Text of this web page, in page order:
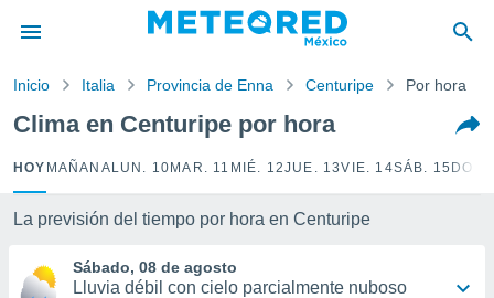
ha sido
la
que se
calidad.
las
Inicio Italia Provincia de Enna Centuripe Por hora
Clima en Centuripe por hora
HOY MAÑANA LUN. 10 MAR. 11 MIÉ. 12JUE. 13VIE. 14SÁB. 15
La previsión del tiempo por hora en Centuripe
Sábado, 08 de agosto
Lluvia débil con cielo parcialmente nuboso